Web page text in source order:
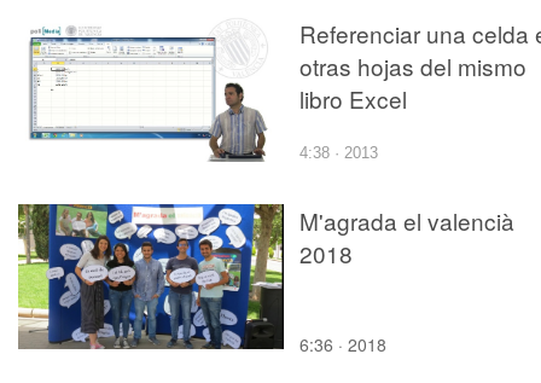
agrarias
Referenciar una celda
otras hojas del mismo
libro Excel
4:38 · 2013
M'agrada el valencià
2018
6:36 · 2018